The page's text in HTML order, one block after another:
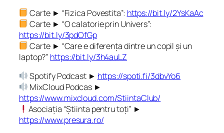
Carte ► “Fizica Povestita”: https://bit.ly/2YsKaAc
Carte ► “O calatorie prin Univers”:
https://bit.ly/3pdOfGp
Carte ► “Care e diferența dintre un copil și un
laptop?” https://bit.ly/3h4auLZ
Spotify Podcast ► https://spoti.fi/3dbvYo6
MixCloud Podcas ►
https://www.mixcloud.com/StiintaClub/
Asociația “Știinta pentru toți” ►
https://www.presura.ro/